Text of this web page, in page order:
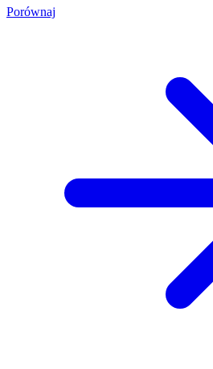
Porównaj